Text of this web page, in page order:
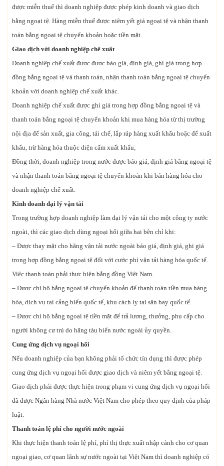
được miễn thuế thì doanh nghiệp được phép kinh doanh và giao dịch
bằng ngoại tệ. Hàng miễn thuế được niêm yết giá ngoại tệ và nhận thanh
toán bằng ngoại tệ chuyển khoản hoặc tiền mặt.
Giao dịch với doanh nghiệp chế xuất
Doanh nghiệp chế xuất được được báo giá, định giá, ghi giá trong hợp
đồng bằng ngoại tệ và thanh toán, nhận thanh toán bằng ngoại tệ chuyển
khoản với doanh nghiệp chế xuất khác.
Doanh nghiệp chế xuất được ghi giá trong hợp đồng bằng ngoại tệ và
thanh toán bằng ngoại tệ chuyển khoản khi mua hàng hóa từ thị trường
nội địa để sản xuất, gia công, tái chế, lắp ráp hàng xuất khẩu hoặc để xuất
khẩu, trừ hàng hóa thuộc diện cấm xuất khẩu;
Đồng thời, doanh nghiệp trong nước được báo giá, định giá bằng ngoại tệ
và nhận thanh toán bằng ngoại tệ chuyển khoản khi bán hàng hóa cho
doanh nghiệp chế xuất.
Kinh doanh đại lý vận tải
Trong trường hợp doanh nghiệp làm đại lý vận tải cho một công ty nước
ngoài, thì các giao dịch dùng ngoại hối giữa hai bên chỉ khi:
– Được thay mặt cho hãng vận tải nước ngoài báo giá, định giá, ghi giá
trong hợp đồng bằng ngoại tệ đối với cước phí vận tải hàng hóa quốc tế.
Việc thanh toán phải thực hiện bằng đồng Việt Nam.
– Được chi hộ bằng ngoại tệ chuyển khoản để thanh toán tiền mua hàng
hóa, dịch vụ tại cảng biển quốc tế, khu cách ly tại sân bay quốc tế.
– Được chi hộ bằng ngoại tệ tiền mặt để trả lương, thưởng, phụ cấp cho
người không cư trú do hãng tàu biển nước ngoài ủy quyền.
Cung ứng dịch vụ ngoại hối
Nếu doanh nghiệp của bạn không phải tổ chức tín dụng thì được phép
cung ứng dịch vụ ngoại hối được giao dịch và niêm yết bằng ngoại tệ.
Giao dịch phải được thực hiện trong phạm vi cung ứng dịch vụ ngoại hối
đã được Ngân hàng Nhà nước Việt Nam cho phép theo quy định của pháp
luật.
Thanh toán lệ phí cho người nước ngoài
Khi thực hiện thanh toán lệ phí, phí thị thực xuất nhập cảnh cho cơ quan
ngoại giao, cơ quan lãnh sự nước ngoài tại Việt Nam thì doanh nghiệp có